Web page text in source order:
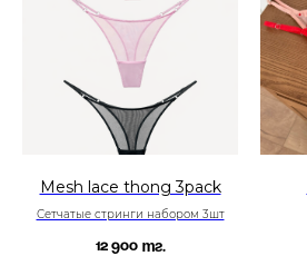
Mesh lace thong 3pack
Сетчатые стринги набором 3шт
12 900 тг.